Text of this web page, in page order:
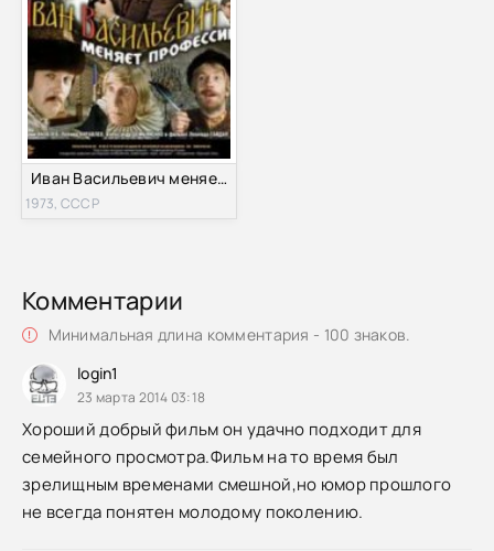
Иван Васильевич меняет профессию (1973)
1973, СССР
Комментарии
Минимальная длина комментария - 100 знаков.
login1
23 марта 2014 03:18
Хороший добрый фильм он удачно подходит для
семейного просмотра.Фильм на то время был
зрелищным временами смешной,но юмор прошлого
не всегда понятен молодому поколению.